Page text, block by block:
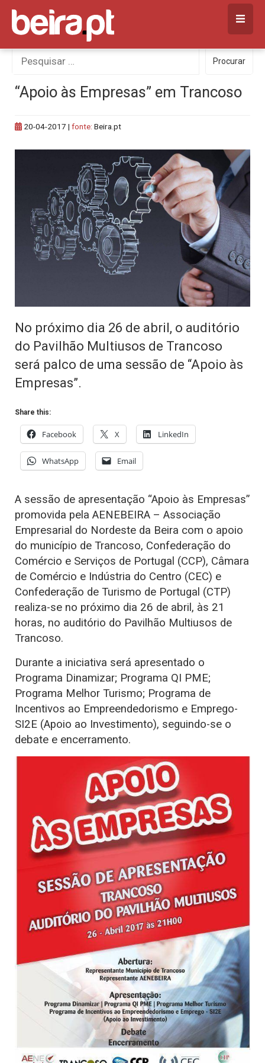
Skip
content
Procurar
por:
Procurar
“Apoio às Empresas” em Trancoso
20-04-2017 | fonte: Beira.pt
No próximo dia 26 de abril, o auditório
do Pavilhão Multiusos de Trancoso
será palco de uma sessão de “Apoio às
Empresas”.
Share this:
Facebook X LinkedIn
WhatsApp Email
A sessão de apresentação “Apoio às Empresas”
promovida pela AENEBEIRA – Associação
Empresarial do Nordeste da Beira com o apoio
do município de Trancoso, Confederação do
Comércio e Serviços de Portugal (CCP), Câmara
de Comércio e Indústria do Centro (CEC) e
Confederação de Turismo de Portugal (CTP)
realiza-se no próximo dia 26 de abril, às 21
horas, no auditório do Pavilhão Multiusos de
Trancoso.
Durante a iniciativa será apresentado o
Programa Dinamizar; Programa QI PME;
Programa Melhor Turismo; Programa de
Incentivos ao Empreendedorismo e Emprego-
SI2E (Apoio ao Investimento), seguindo-se o
debate e encerramento.